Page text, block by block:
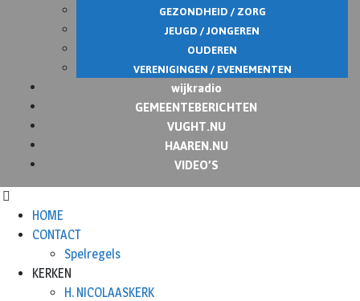
GEZONDHEID / ZORG
JEUGD / JONGEREN
OUDEREN
VERENIGINGEN / EVENEMENTEN
wijkradio
GEMEENTEBERICHTEN
VUGHT.NU
HAAREN.NU
VIDEO’S
HOME
CONTACT
Spelregels
KERKEN
H. NICOLAASKERK